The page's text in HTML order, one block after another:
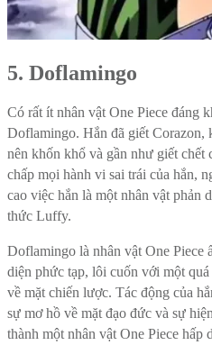
5. Doflamingo
Có rất ít nhân vật One Piece đáng
Doflamingo. Hắn đã giết Corazon,
nên khốn khổ và gần như giết chết
chấp mọi hành vi sai trái của hắn,
cao việc hắn là một nhân vật phản
thức Luffy.
Doflamingo là nhân vật One Piece
diện phức tạp, lôi cuốn với một
về mặt chiến lược. Tác động của
sự mơ hồ về mặt đạo đức và sự
thành một nhân vật One Piece hấp